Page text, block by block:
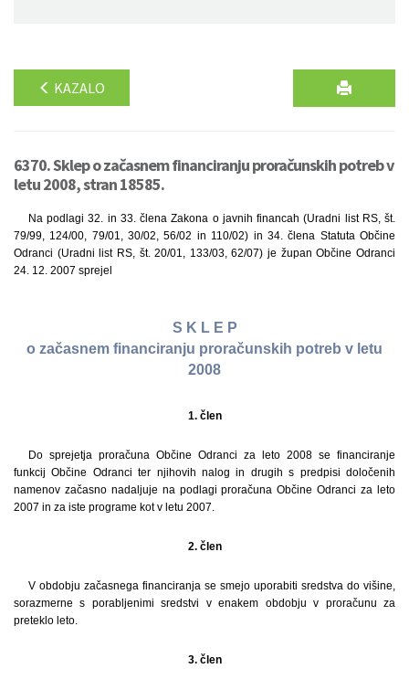
KAZALO
6370. Sklep o začasnem financiranju proračunskih potreb v
letu 2008, stran 18585.
Na podlagi 32. in 33. člena Zakona o javnih financah (Uradni list RS, št.
79/99, 124/00, 79/01, 30/02, 56/02 in 110/02) in 34. člena Statuta Občine
Odranci (Uradni list RS, št. 20/01, 133/03, 62/07) je župan Občine Odranci
24. 12. 2007 sprejel
S K L E P
o začasnem financiranju proračunskih potreb v letu
2008
1. člen
Do sprejetja proračuna Občine Odranci za leto 2008 se financiranje
funkcij Občine Odranci ter njihovih nalog in drugih s predpisi določenih
namenov začasno nadaljuje na podlagi proračuna Občine Odranci za leto
2007 in za iste programe kot v letu 2007.
2. člen
V obdobju začasnega financiranja se smejo uporabiti sredstva do višine,
sorazmerne s porabljenimi sredstvi v enakem obdobju v proračunu za
preteklo leto.
3. člen